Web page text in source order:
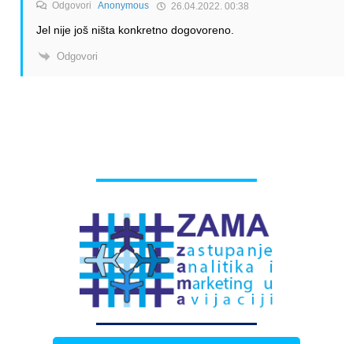
Odgovori Anonymous 26.04.2022. 00:38
Jel nije još ništa konkretno dogovoreno.
Odgovori